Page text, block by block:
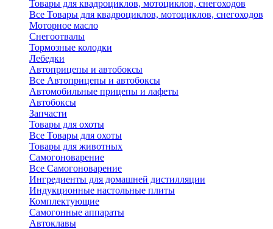
Товары для квадроциклов, мотоциклов, снегоходов
Все Товары для квадроциклов, мотоциклов, снегоходов
Моторное масло
Снегоотвалы
Тормозные колодки
Лебедки
Автоприцепы и автобоксы
Все Автоприцепы и автобоксы
Автомобильные прицепы и лафеты
Автобоксы
Запчасти
Товары для охоты
Все Товары для охоты
Товары для животных
Самогоноварение
Все Самогоноварение
Ингредиенты для домашней дистилляции
Индукционные настольные плиты
Комплектующие
Самогонные аппараты
Автоклавы